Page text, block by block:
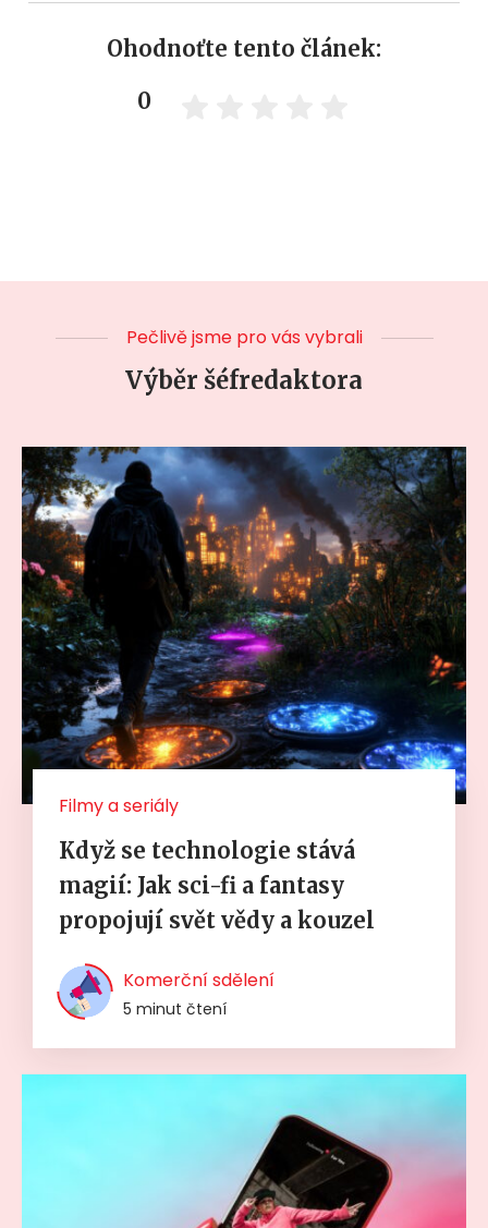
Ohodnoťte tento článek:
0
Pečlivě jsme pro vás vybrali
Výběr šéfredaktora
Filmy a seriály
Když se technologie stává
magií: Jak sci-fi a fantasy
propojují svět vědy a kouzel
Komerční sdělení
5 minut čtení